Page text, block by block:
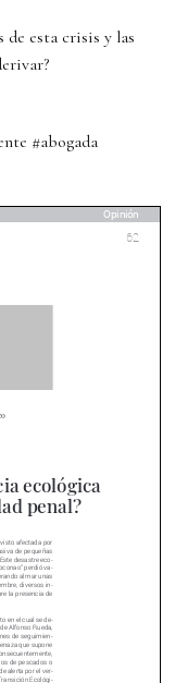
esta crisis y las
#abogada